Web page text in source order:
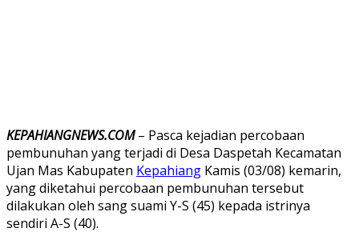
KEPAHIANGNEWS.COM– Pasca kejadian percobaan
pembunuhan yang terjadi di Desa Daspetah Kecamatan
Ujan Mas Kabupaten Kepahiang Kamis (03/08) kemarin,
yang diketahui percobaan pembunuhan tersebut
dilakukan oleh sang suami Y-S (45) kepada istrinya
sendiri A-S (40).